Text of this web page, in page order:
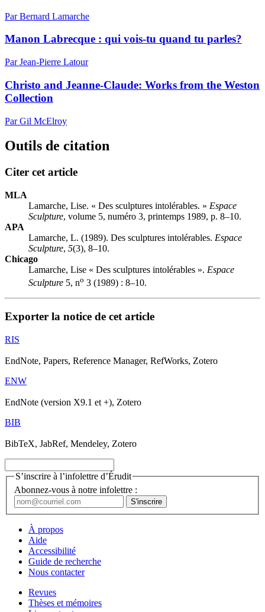
Par Bernard Lamarche
Manon Labrecque : qui vois-tu quand tu parles?
Par Jean-Pierre Latour
Christo and Jeanne-Claude: Works from the Weston
Collection
Par Gil McElroy
Outils de citation
Citer cet article
MLA
Lamarche, Lise. « Des sculptures intolérables. » Espace
Sculpture, volume 5, numéro 3, printemps 1989, p. 8–10.
APA
Lamarche, L. (1989). Des sculptures intolérables. Espace
Sculpture, 5(3), 8–10.
Chicago
Lamarche, Lise « Des sculptures intolérables ». Espace
Sculpture 5, no 3 (1989) : 8–10.
Exporter la notice de cet article
RIS
EndNote, Papers, Reference Manager, RefWorks, Zotero
ENW
EndNote (version X9.1 et +), Zotero
BIB
BibTeX, JabRef, Mendeley, Zotero
S’inscrire à l’infolettre d’Érudit
Abonnez-vous à notre infolettre :
À propos
Aide
Accessibilité
Guide de recherche
Nous contacter
Revues
Thèses et mémoires